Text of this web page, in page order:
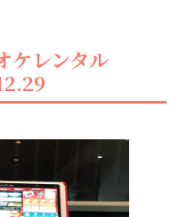
ケレンタル